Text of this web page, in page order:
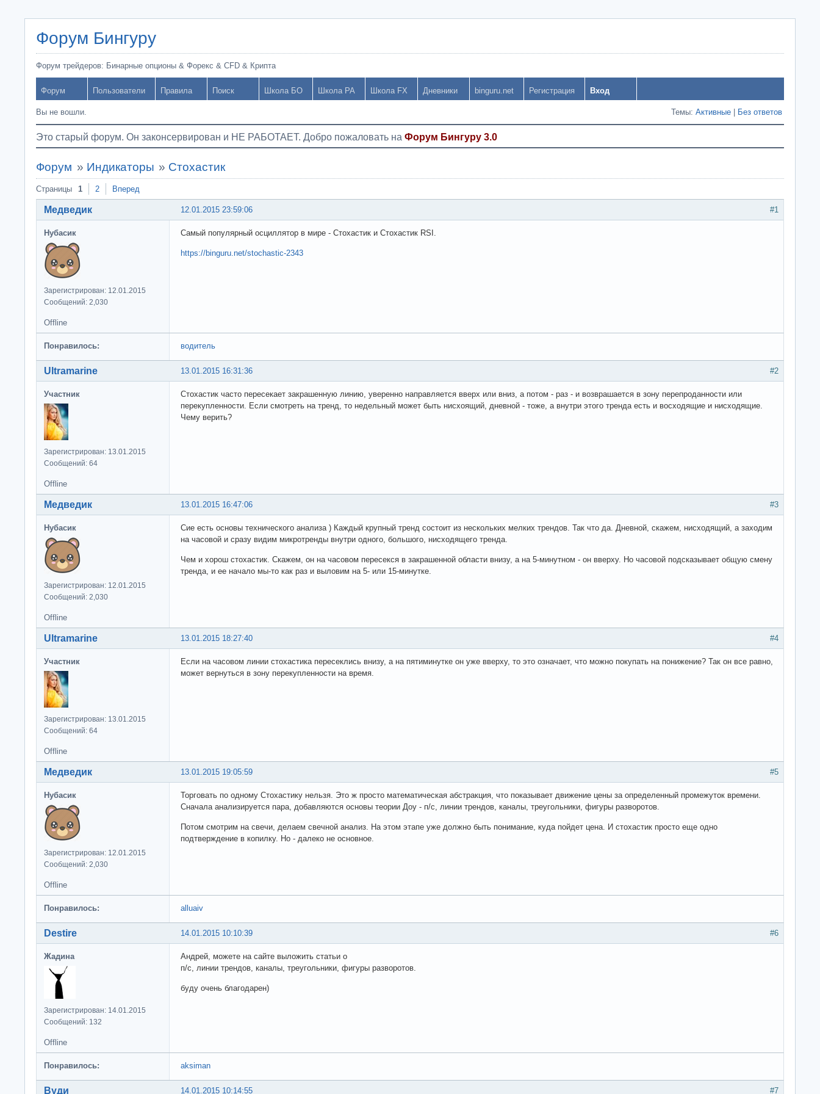
Форум Бингуру
Форум трейдеров: Бинарные опционы & Форекс & CFD & Крипта
Форум Пользователи Правила Поиск Школа БО Школа РА Школа FX Дневники binguru.net Регистрация Вход
Вы не вошли. Темы: Активные Без ответов
Это старый форум. Он законсервирован и НЕ РАБОТАЕТ. Добро пожаловать на Форум Бингуру 3.0
Форум » Индикаторы » Стохастик
Страницы 1 2 Вперед
#1
12.01.2015 23:59:06
Медведик
Нубасик
Зарегистрирован: 12.01.2015
Сообщений: 2,030
Самый популярный осциллятор в мире - Стохастик и Стохастик RSI.
https://binguru.net/stochastic-2343
Offline
Понравилось: водитель
#2
13.01.2015 16:31:36
Ultramarine
Участник
Зарегистрирован: 13.01.2015
Сообщений: 64
Стохастик часто пересекает закрашенную линию, уверенно направляется вверх или вниз, а потом - раз - и возврашается в зону перепроданности или
перекупленности. Если смотреть на тренд, то недельный может быть нисхоящий, дневной - тоже, а внутри этого тренда есть и восходящие и нисходящие.
Чему верить?
Offline
#3
13.01.2015 16:47:06
Медведик
Нубасик
Зарегистрирован: 12.01.2015
Сообщений: 2,030
Сие есть основы технического анализа ) Каждый крупный тренд состоит из нескольких мелких трендов. Так что да. Дневной, скажем, нисходящий, а заходим
на часовой и сразу видим микротренды внутри одного, большого, нисходящего тренда.
Чем и хорош стохастик. Скажем, он на часовом пересекся в закрашенной области внизу, а на 5-минутном - он вверху. Но часовой подсказывает общую смену
тренда, и ее начало мы-то как раз и выловим на 5- или 15-минутке.
Offline
#4
13.01.2015 18:27:40
Ultramarine
Участник
Зарегистрирован: 13.01.2015
Сообщений: 64
Если на часовом линии стохастика пересеклись внизу, а на пятиминутке он уже вверху, то это означает, что можно покупать на понижение? Так он все равно,
может вернуться в зону перекупленности на время.
Offline
#5
13.01.2015 19:05:59
Медведик
Нубасик
Зарегистрирован: 12.01.2015
Сообщений: 2,030
Торговать по одному Стохастику нельзя. Это ж просто математическая абстракция, что показывает движение цены за определенный промежуток времени.
Сначала анализируется пара, добавляются основы теории Доу - п/с, линии трендов, каналы, треугольники, фигуры разворотов.
Потом смотрим на свечи, делаем свечной анализ. На этом этапе уже должно быть понимание, куда пойдет цена. И стохастик просто еще одно
подтверждение в копилку. Но - далеко не основное.
Offline
Понравилось: alluaiv
#6
14.01.2015 10:10:39
Destire
Жадина
Зарегистрирован: 14.01.2015
Сообщений: 132
Андрей, можете на сайте выложить статьи о
п/с, линии трендов, каналы, треугольники, фигуры разворотов.
буду очень благодарен)
Offline
Понравилось: aksiman
#7
14.01.2015 10:14:55
Вуди